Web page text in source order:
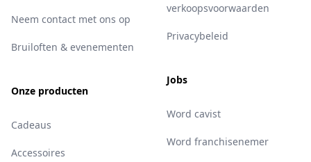
Neem contact met ons op
Bruiloften & evenementen
Onze producten
Cadeaus
Accessoires
verkoopsvoorwaarden
Privacybeleid
Jobs
Word cavist
Word franchisenemer